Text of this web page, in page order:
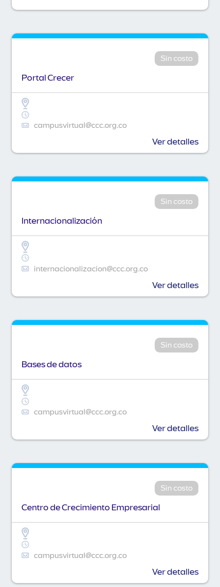
Sin costo
Portal Crecer
campusvirtual@ccc.org.co
Ver detalles
Sin costo
Internacionalización
internacionalizacion@ccc.org.co
Ver detalles
Sin costo
Bases de datos
campusvirtual@ccc.org.co
Ver detalles
Sin costo
Centro de Crecimiento Empresarial
campusvirtual@ccc.org.co
Ver detalles